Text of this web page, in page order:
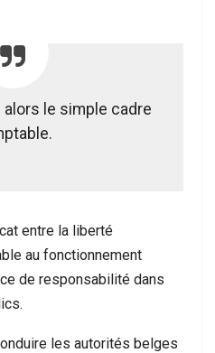
le simple cadre
entre la liberté
au fonctionnement
de responsabilité dans
les autorités belges